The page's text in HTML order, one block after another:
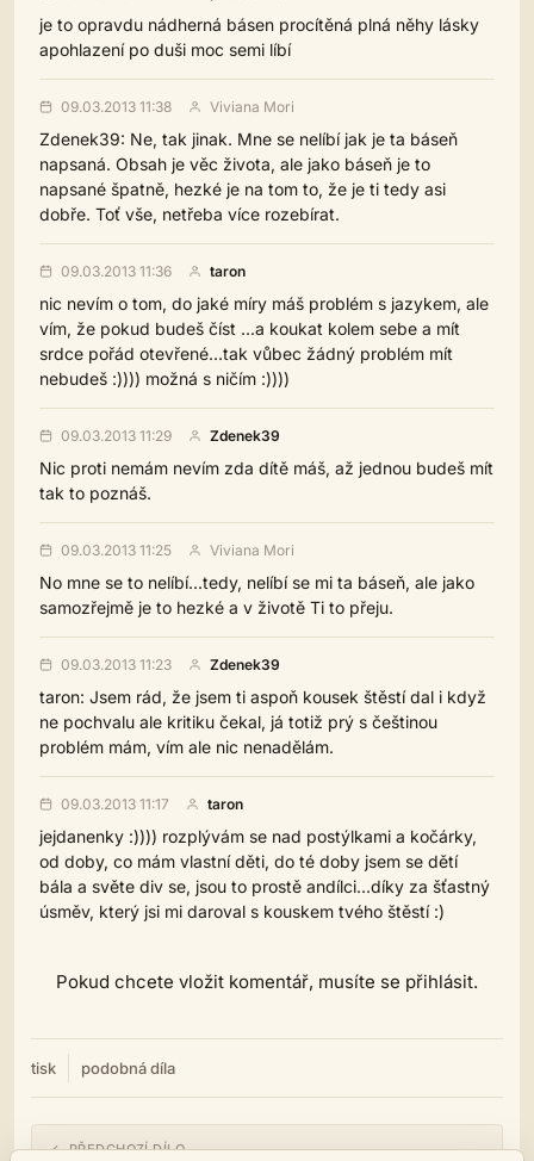
je to opravdu nádherná básen procítěná plná něhy lásky
apohlazení po duši moc semi líbí
09.03.2013 11:38 Viviana Mori
Zdenek39: Ne, tak jinak. Mne se nelíbí jak je ta báseň
napsaná. Obsah je věc života, ale jako báseň je to
napsané špatně, hezké je na tom to, že je ti tedy asi
dobře. Toť vše, netřeba více rozebírat.
09.03.2013 11:36 taron
nic nevím o tom, do jaké míry máš problém s jazykem, ale
vím, že pokud budeš číst ...a koukat kolem sebe a mít
srdce pořád otevřené...tak vůbec žádný problém mít
nebudeš :)))) možná s ničím :))))
09.03.2013 11:29 Zdenek39
Nic proti nemám nevím zda dítě máš, až jednou budeš mít
tak to poznáš.
09.03.2013 11:25 Viviana Mori
No mne se to nelíbí...tedy, nelíbí se mi ta báseň, ale jako
samozřejmě je to hezké a v životě Ti to přeju.
09.03.2013 11:23 Zdenek39
taron: Jsem rád, že jsem ti aspoň kousek štěstí dal i když
ne pochvalu ale kritiku čekal, já totiž prý s češtinou
problém mám, vím ale nic nenadělám.
09.03.2013 11:17 taron
jejdanenky :)))) rozplývám se nad postýlkami a kočárky,
od doby, co mám vlastní děti, do té doby jsem se dětí
bála a světe div se, jsou to prostě andílci...díky za šťastný
úsměv, který jsi mi daroval s kouskem tvého štěstí :)
Pokud chcete vložit komentář, musíte se přihlásit.
tisk podobná díla
← PŘEDCHOZÍ DÍLO